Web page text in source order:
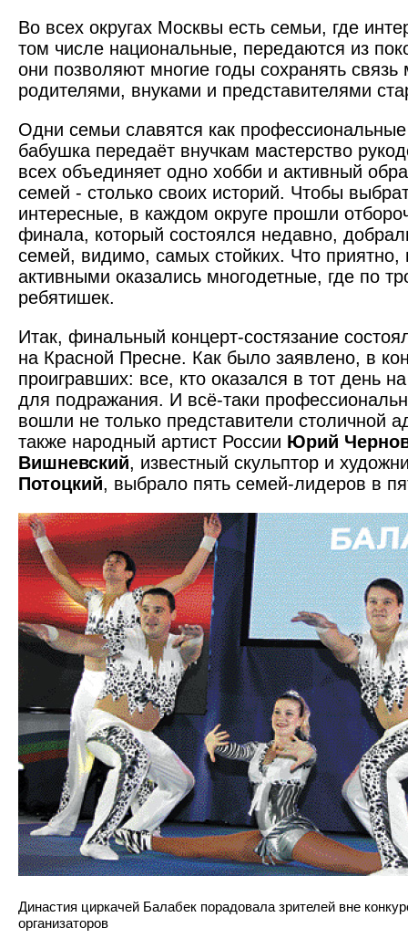
Во всех округах Москвы есть семьи, где
том числе национальные, передаются из
они позволяют многие годы сохранять
родителями, внуками и представителями
Одни семьи славятся как
бабушка передаёт внучкам мастерство
всех объединяет одно хобби и активный
семей - столько своих историй. Чтобы
интересные, в каждом округе прошли
финала, который состоялся недавно,
семей, видимо, самых стойких. Что приятно,
активными оказались многодетные, где по
ребятишек.
Итак, финальный концерт-состязание
на Красной Пресне. Как было заявлено, в
проигравших: все, кто оказался в тот день
для подражания. И всё-таки
вошли не только представители столичной
также народный артист России Юрий
Вишневский, известный скульптор и
Потоцкий, выбрало пять семей-лидеров в
Династия циркачей Балабек порадовала зрителей вне
организаторов